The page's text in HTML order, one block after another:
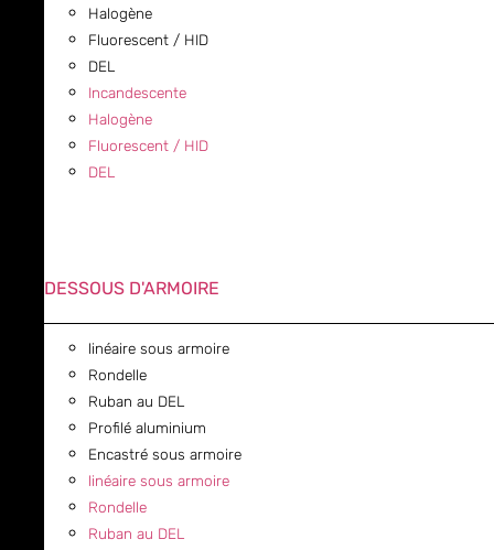
Halogène
Fluorescent / HID
DEL
Incandescente
Halogène
Fluorescent / HID
DEL
DESSOUS D'ARMOIRE
linéaire sous armoire
Rondelle
Ruban au DEL
Profilé aluminium
Encastré sous armoire
linéaire sous armoire
Rondelle
Ruban au DEL